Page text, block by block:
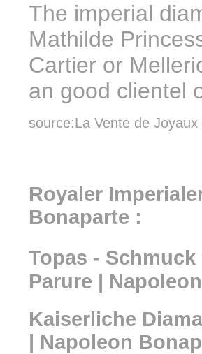
The imperial
Mathilde
Cartier or
an good clientel
source:La Vente de
Royaler
Bonaparte :
Topas -
Parure |
Kaiserliche
| Napoleon